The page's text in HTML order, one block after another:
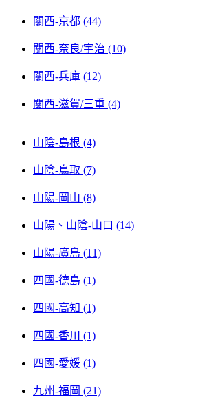
關西-京都 (44)
關西-奈良/宇治 (10)
關西-兵庫 (12)
關西-滋賀/三重 (4)
山陰-島根 (4)
山陰-鳥取 (7)
山陽-岡山 (8)
山陽、山陰-山口 (14)
山陽-廣島 (11)
四國-德島 (1)
四國-高知 (1)
四國-香川 (1)
四國-愛媛 (1)
九州-福岡 (21)